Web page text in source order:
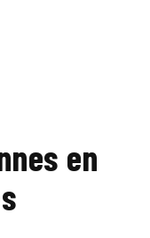
en